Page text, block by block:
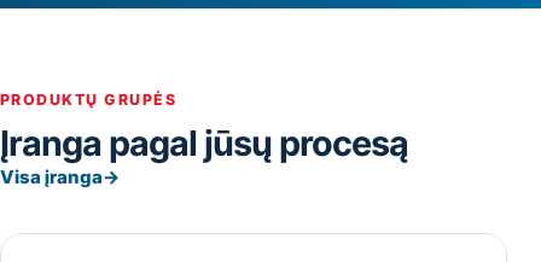
PRODUKTŲ GRUPĖS
Įranga pagal jūsų procesą
Visa įranga→